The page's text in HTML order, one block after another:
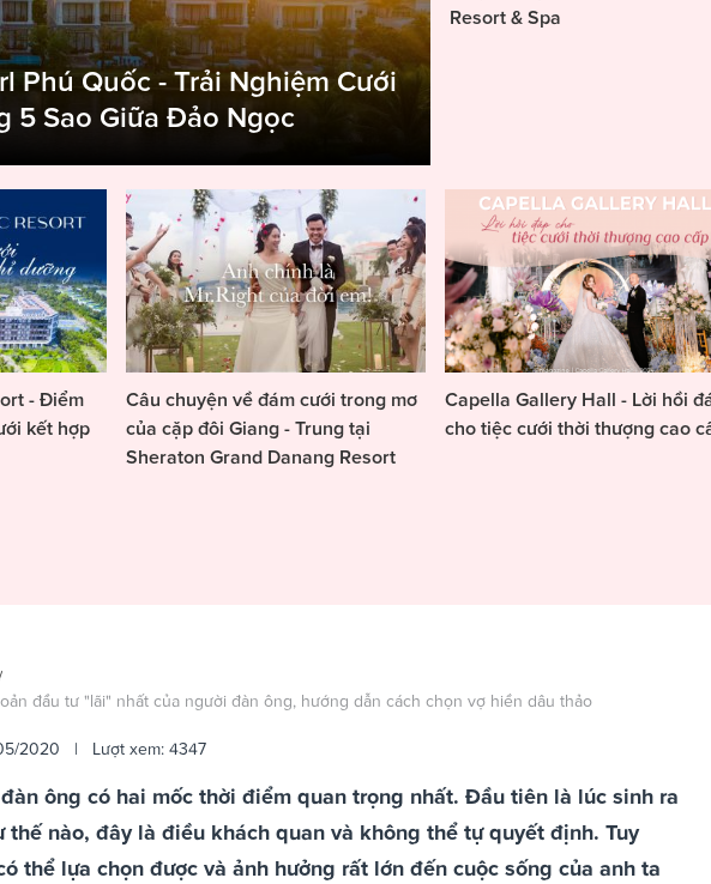
Phú Quốc - Trải Nghiệm Cưới
5 Sao Giữa Đảo Ngọc
Resort & Spa
- Điểm
kết hợp
Câu chuyện về đám cưới trong mơ
của cặp đôi Giang - Trung tại
Sheraton Grand Danang Resort
Capella Gallery Hall - Lời hồi
cho tiệc cưới thời thượng cao
đầu tư "lãi" nhất của người đàn ông, hướng dẫn cách chọn vợ hiền dâu thảo
2020 | Lượt xem: 4347
ông có hai mốc thời điểm quan trọng nhất. Đầu tiên là lúc sinh ra
thế nào, đây là điều khách quan và không thể tự quyết định. Tuy
thể lựa chọn được và ảnh hưởng rất lớn đến cuộc sống của anh ta